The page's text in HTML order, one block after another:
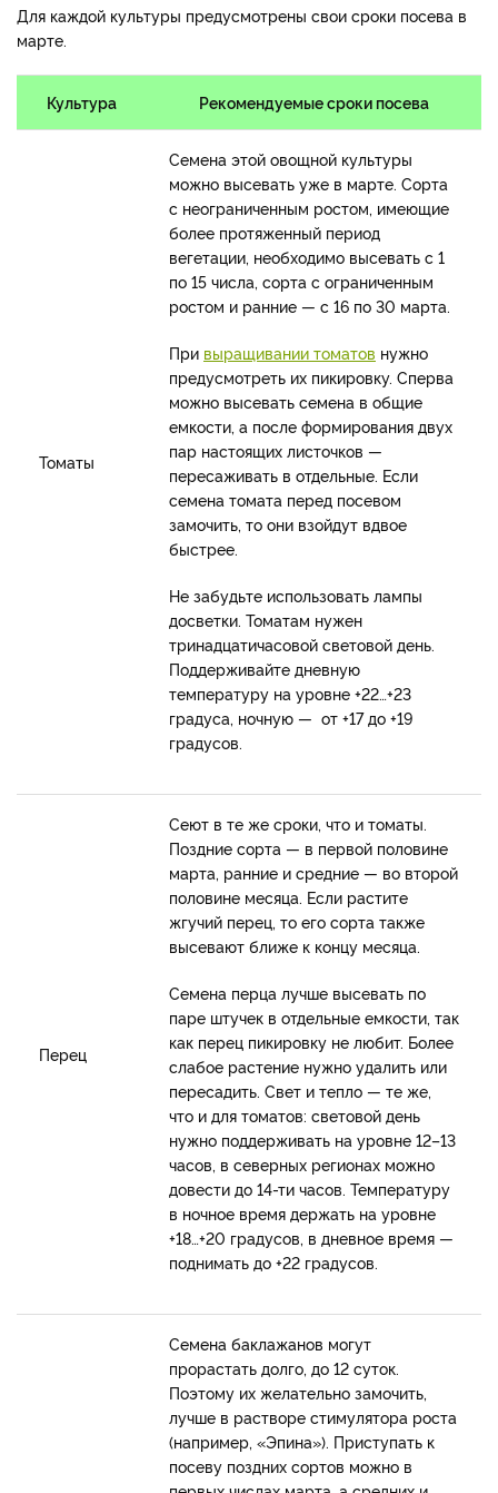
Для каждой культуры предусмотрены свои сроки посева в
марте.
Культура Рекомендуемые сроки посева
Томаты
Семена этой овощной культуры
можно высевать уже в марте. Сорта
с неограниченным ростом, имеющие
более протяженный период
вегетации, необходимо высевать с 1
по 15 числа, сорта с ограниченным
ростом и ранние — с 16 по 30 марта.
При выращивании томатов нужно
предусмотреть их пикировку. Сперва
можно высевать семена в общие
емкости, а после формирования двух
пар настоящих листочков —
пересаживать в отдельные. Если
семена томата перед посевом
замочить, то они взойдут вдвое
быстрее.
Не забудьте использовать лампы
досветки. Томатам нужен
тринадцатичасовой световой день.
Поддерживайте дневную
температуру на уровне +22…+23
градуса, ночную — от +17 до +19
градусов.
Перец
Сеют в те же сроки, что и томаты.
Поздние сорта — в первой половине
марта, ранние и средние — во второй
половине месяца. Если растите
жгучий перец, то его сорта также
высевают ближе к концу месяца.
Семена перца лучше высевать по
паре штучек в отдельные емкости, так
как перец пикировку не любит. Более
слабое растение нужно удалить или
пересадить. Свет и тепло — те же,
что и для томатов: световой день
нужно поддерживать на уровне 12–13
часов, в северных регионах можно
довести до 14-ти часов. Температуру
в ночное время держать на уровне
+18…+20 градусов, в дневное время —
поднимать до +22 градусов.
Семена баклажанов могут
прорастать долго, до 12 суток.
Поэтому их желательно замочить,
лучше в растворе стимулятора роста
(например, «Эпина»). Приступать к
посеву поздних сортов можно в